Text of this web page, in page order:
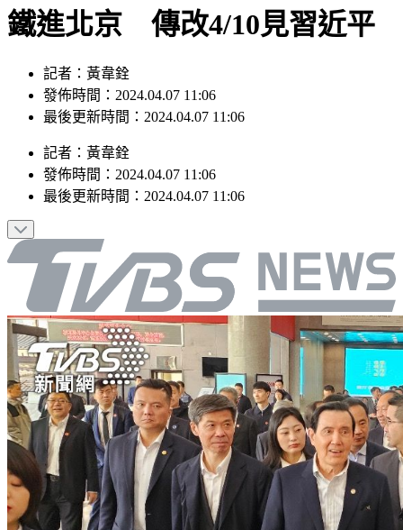
鐵進北京 傳改4/10見習近平
記者：黃韋銓
發佈時間：2024.04.07 11:06
最後更新時間：2024.04.07 11:06
記者 ： 黃韋銓
發佈時間： 2024.04.07 11:06
最後更新時間： 2024.04.07 11:06